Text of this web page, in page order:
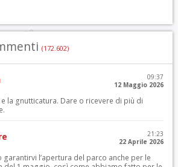
(172.602)
09:37
12 Maggio 2026
la gnutticatura. Dare o ricevere di più di
21:23
22 Aprile 2026
l’apertura del parco anche per le